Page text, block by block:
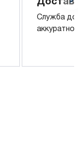
Служба
аккуратно